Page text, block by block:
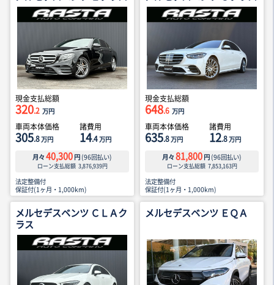
現金支払総額
320.2 万円
車両本体価格
305.8万円
諸費用
14.4万円
月々 40,300 円 (96回払い)
ローン支払総額 3,876,939円
法定整備付
保証付(1ヶ月・1,000km)
現金支払総額
648.6 万円
車両本体価格
635.8万円
諸費用
12.8万円
月々 81,800 円 (96回払い)
ローン支払総額 7,853,163円
法定整備付
保証付(1ヶ月・1,000km)
メルセデスベンツ ＣＬＡク
ラス
メルセデスベンツ ＥＱＡ